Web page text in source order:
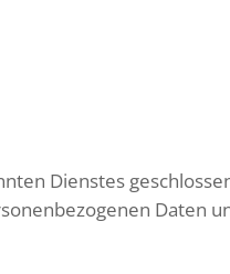
Dienstes
Daten